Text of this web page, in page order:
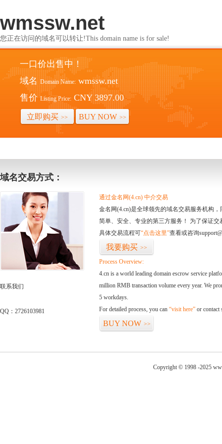
wmssw.net
您正在访问的域名可以转让!This domain name is for sale!
一口价出售中！
域名 Domain Name: wmssw.net
售价 Listing Price: CNY 3897.00
立即购买 >> BUY NOW >>
域名交易方式：
联系我们
QQ：2726103981
通过金名网(4.cn) 中介交易
金名网(4.cn)是全球领先的域名交易服务机构
简单、安全、专业的第三方服务！ 为了保证
具体交易流程可“点击这里”查看或咨询
我要购买 >>
Process Overview:
4.cn is a world leading domain escrow service
million RMB transaction volume every year. We
5 workdays.
For detailed process, you can “visit here” or contact
BUY NOW >>
Copyright © 1998 -2025